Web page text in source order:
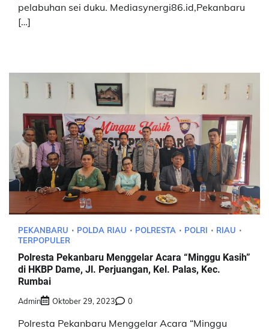
pelabuhan sei duku. Mediasynergi86.id,Pekanbaru
[…]
PEKANBARU POLDA RIAU POLRESTA POLRI
RIAU
TERPOPULER
Polresta Pekanbaru Menggelar Acara “Minggu Kasih”
di HKBP Dame, Jl. Perjuangan, Kel. Palas, Kec.
Rumbai
Admin Oktober 29, 2023 0
Polresta Pekanbaru Menggelar Acara “Minggu